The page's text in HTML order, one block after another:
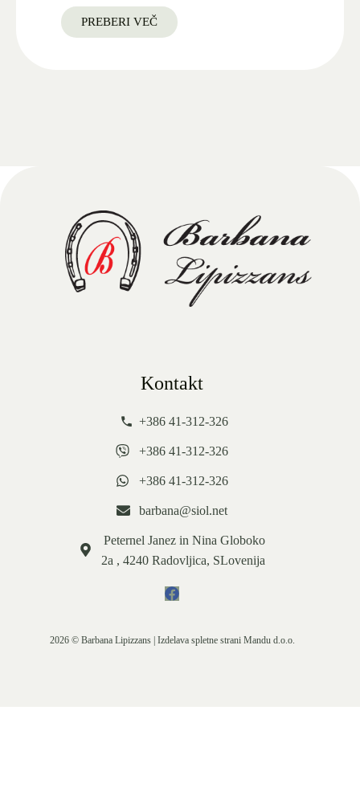
PREBERI VEČ
Kontakt
+386 41-312-326
+386 41-312-326
+386 41-312-326
barbana@siol.net
Peternel Janez in Nina Globoko
2a , 4240 Radovljica, SLovenija
2026 © Barbana Lipizzans | Izdelava spletne strani Mandu d.o.o.